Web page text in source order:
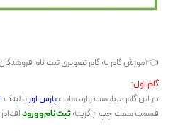
👈آموزش گام به گام تصویری ثبت نام فروشنگان
گام اول:
در این گام میبایست وارد سایتپارس اوریا لینک
قسمت سمت چپ از گزینهثبت نام و ورود